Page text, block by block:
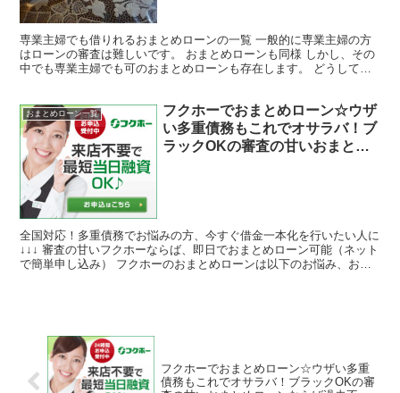
専業主婦でも借りれるおまとめローンの一覧 一般的に専業主婦の方
はローンの審査は難しいです。 おまとめローンも同様 しかし、その
中でも専業主婦でも可のおまとめローンも存在します。 どうしても
おまとめローン一覧
フクホーでおまとめローン☆ウザ
い多重債務もこれでオサラバ！ブ
ラックOKの審査の甘いおまとめ
全国対応！多重債務でお悩みの方、今すぐ借金一本化を行いたい人に
↓↓↓ 審査の甘いフクホーならば、即日でおまとめローン可能（ネット
で簡単申し込み） フクホーのおまとめローンは以下のお悩み、お困
フクホーでおまとめローン☆ウザい多重
債務もこれでオサラバ！ブラックOKの審